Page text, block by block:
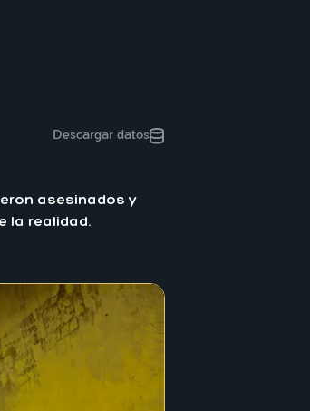
Política
Descargar datos
asesinados y
la realidad.